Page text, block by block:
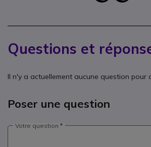
Questions et
Il n'y a actuellement aucune question pour
Poser une question
Votre question